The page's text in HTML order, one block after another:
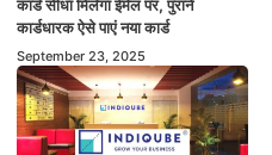
कार्ड सीधा मिलेगा ईमेल पर, पुराने
कार्डधारक ऐसे पाएं नया कार्ड
September 23, 2025